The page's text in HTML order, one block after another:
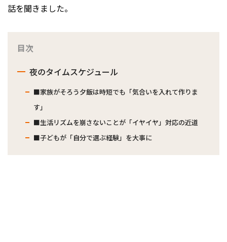
話を聞きました。
目次
夜のタイムスケジュール
■家族がそろう夕飯は時短でも「気合いを入れて作りま
す」
■生活リズムを崩さないことが「イヤイヤ」対応の近道
■子どもが「自分で選ぶ経験」を大事に